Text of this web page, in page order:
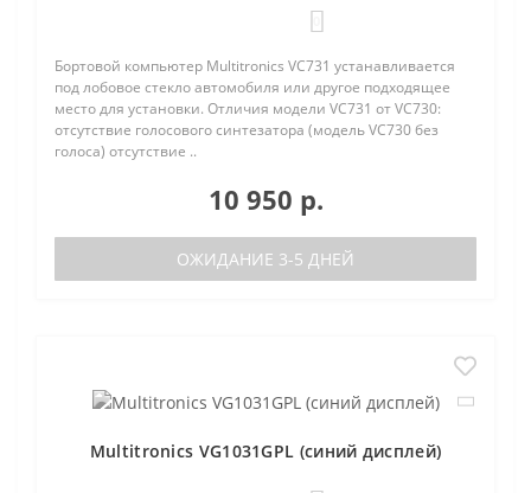
Бортовой компьютер Multitronics VC731 устанавливается
под лобовое стекло автомобиля или другое подходящее
место для установки. Отличия модели VC731 от VC730:
отсутствие голосового синтезатора (модель VC730 без
голоса) отсутствие ..
10 950 р.
ОЖИДАНИЕ 3-5 ДНЕЙ
Multitronics VG1031GPL (синий дисплей)